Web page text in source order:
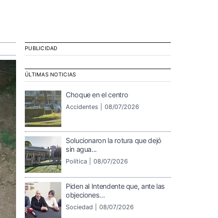
PUBLICIDAD
ÚLTIMAS NOTICIAS
Choque en el centro
Accidentes | 08/07/2026
Solucionaron la rotura que dejó
sin agua...
Política | 08/07/2026
Piden al Intendente que, ante las
objeciones...
Sociedad | 08/07/2026